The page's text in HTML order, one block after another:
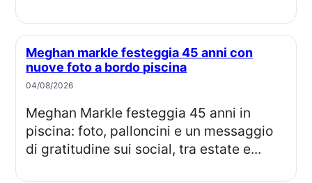
Meghan markle festeggia 45 anni con
nuove foto a bordo piscina
04/08/2026
Meghan Markle festeggia 45 anni in
piscina: foto, palloncini e un messaggio
di gratitudine sui social, tra estate e...